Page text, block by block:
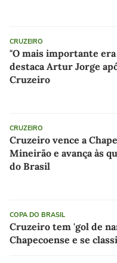
CRUZEIRO
"O mais importante era
destaca Artur Jorge
Cruzeiro
CRUZEIRO
Cruzeiro vence a
Mineirão e avança às
do Brasil
COPA DO BRASIL
Cruzeiro tem 'gol de
Chapecoense e se